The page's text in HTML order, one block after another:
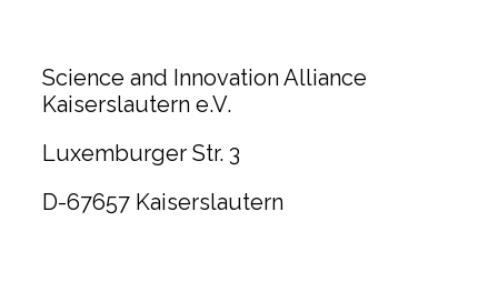
Science and Innovation Alliance
Kaiserslautern e.V.
Luxemburger Str. 3
D-67657 Kaiserslautern